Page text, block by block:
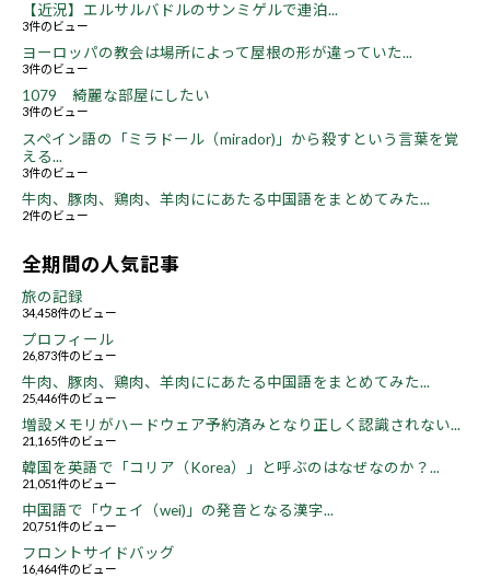
【近況】エルサルバドルのサンミゲルで連泊...
3件のビュー
ヨーロッパの教会は場所によって屋根の形が違っていた...
3件のビュー
1079 綺麗な部屋にしたい
3件のビュー
スペイン語の「ミラドール（mirador)」から殺すという言葉を覚
える...
3件のビュー
牛肉、豚肉、鶏肉、羊肉ににあたる中国語をまとめてみた...
2件のビュー
全期間の人気記事
旅の記録
34,458件のビュー
プロフィール
26,873件のビュー
牛肉、豚肉、鶏肉、羊肉ににあたる中国語をまとめてみた...
25,446件のビュー
増設メモリがハードウェア予約済みとなり正しく認識されない...
21,165件のビュー
韓国を英語で「コリア（Korea）」と呼ぶのはなぜなのか？...
21,051件のビュー
中国語で「ウェイ（wei)」の発音となる漢字...
20,751件のビュー
フロントサイドバッグ
16,464件のビュー